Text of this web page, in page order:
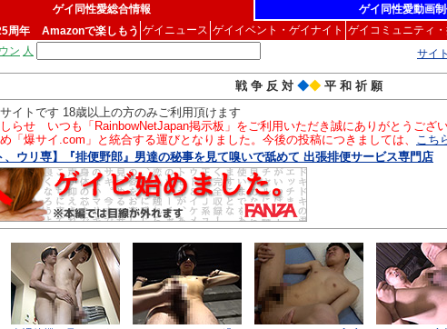
ゲイ同性愛総合情報 ゲイ同性愛動画
周年
Amazonで楽しもう ゲイニュース ゲイイベント・ゲイナイト ゲイコミュニティ
サイ
戦 争 反 対 ◆◆ 平 和 祈 願
イトです 18歳以上の方のみご利用頂けます
しらせ いつも「RainbowNetJapan掲示板」をご利用いただき誠にありがとうござ
「爆サイ.com」と統合する運びとなりました。今後の投稿につきましては、 こち
、ウリ専】『排便野郎』男達の秘事を見て嗅いで舐めて 出張排便サービス専門店